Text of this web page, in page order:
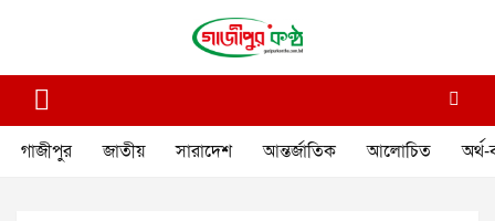
গাজীপুর কণ্ঠ
গাজীপুর জাতীয় সারাদেশ আন্তর্জাতিক আলোচিত অর্থ-